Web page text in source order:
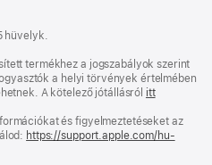
hüvelyk.
termékhez a jogszabályok szerint
a helyi törvények értelmében
A kötelező jótállásról itt
és figyelmeztetéseket az
https://support.apple.com/hu-